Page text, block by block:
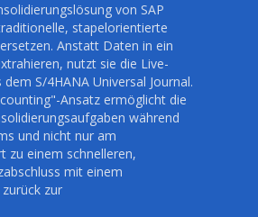
von SAP
stapelorientierte
Anstatt Daten in ein
nutzt sie die Live-
S/4HANA Universal Journal.
Ansatz ermöglicht die
während
und nicht nur am
zu einem schnelleren,
mit einem
zur